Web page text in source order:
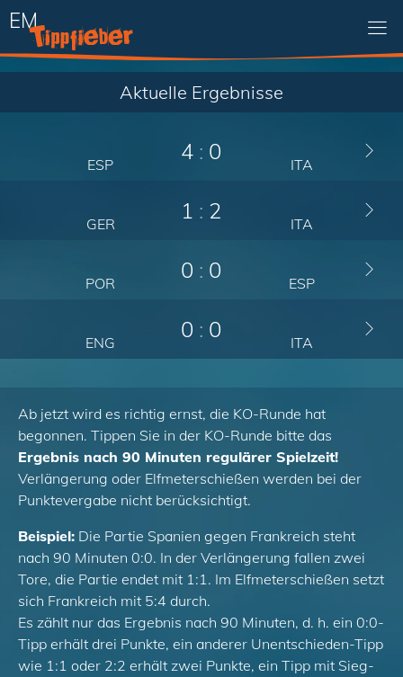
EM
Aktuelle Ergebnisse
ESP 4 : 0 ITA
GER 1 : 2 ITA
POR 0 : 0 ESP
ENG 0 : 0 ITA
Ab jetzt wird es richtig ernst, die KO-Runde hat
begonnen. Tippen Sie in der KO-Runde bitte das
Ergebnis nach 90 Minuten regulärer Spielzeit!
Verlängerung oder Elfmeterschießen werden bei der
Punktevergabe nicht berücksichtigt.
Beispiel: Die Partie Spanien gegen Frankreich steht
nach 90 Minuten 0:0. In der Verlängerung fallen zwei
Tore, die Partie endet mit 1:1. Im Elfmeterschießen setzt
sich Frankreich mit 5:4 durch.
Es zählt nur das Ergebnis nach 90 Minuten, d. h. ein 0:0-
Tipp erhält drei Punkte, ein anderer Unentschieden-Tipp
wie 1:1 oder 2:2 erhält zwei Punkte, ein Tipp mit Sieg-